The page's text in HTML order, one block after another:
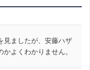
見ましたが、安藤ハザ
よくわかりません。